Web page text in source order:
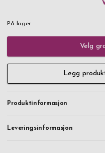
På lager
Velg
Legg
Produktinformasjon
Leveringsinformasjon